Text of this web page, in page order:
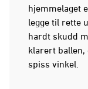
hjemmelaget
legge til rette
hardt skudd
klarert ballen,
spiss vinkel.